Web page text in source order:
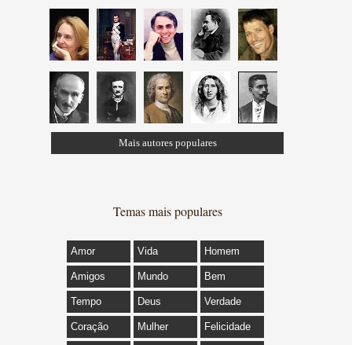
Mais autores populares
Temas mais populares
Amor Vida Homem
Amigos Mundo Bem
Tempo Deus Verdade
Coração Mulher Felicidade